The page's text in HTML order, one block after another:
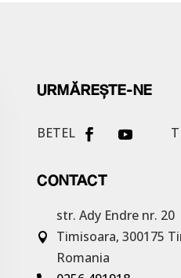
URMĂREȘTE-NE
BETEL
CONTACT

str. Ady Endre nr. 20
Timisoara, 300175
Romania